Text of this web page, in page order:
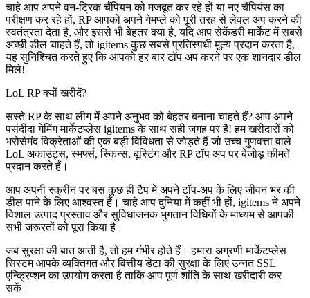
चाहे आप अपने वन-ट्रिक चैंपियन को मजबूत कर रहे हों या नए चैंपियंस का
परीक्षण कर रहे हों, RP आपको अपने गेमप्ले को पूरी तरह से लेवल अप करने की
स्वतंत्रता देता है, और इससे भी बेहतर क्या है, यदि आप सेकेंडरी मार्केट में सबसे
अच्छी डील चाहते हैं, तो igitems कुछ सबसे प्रतिस्पर्धी मूल्य प्रदान करता है,
यह सुनिश्चित करते हुए कि आपको हर बार टॉप अप करने पर एक शानदार डील
मिले!
LoL RP क्यों खरीदें?
सस्ते RP के साथ लीग में अपने अनुभव को बेहतर बनाना चाहते हैं? आप अपने
पसंदीदा गेमिंग मार्केटप्लेस igitems के साथ सही जगह पर हैं! हम खरीदारों को
भरोसेमंद विक्रेताओं की एक बड़ी विविधता से जोड़ते हैं जो उच्च गुणवत्ता वाले
LoL अकाउंट्स, स्मर्फ्स, स्किन्स, बूस्टिंग और RP टॉप अप पर बेजोड़ कीमतें
प्रदान करते हैं।
आप अपनी स्क्रीन पर बस कुछ ही टैप में अपने टॉप-अप के लिए जीवन भर की
डील पाने के लिए आश्वस्त हैं। चाहे आप दुनिया में कहीं भी हों, igitems ने अपने
विशाल उत्पाद प्रस्ताव और सुविधाजनक भुगतान विधियों के माध्यम से आपकी
सभी जरूरतों को पूरा किया है।
जब सुरक्षा की बात आती है, तो हम गंभीर होते हैं। हमारा अग्रणी मार्केटप्लेस
सिस्टम आपके व्यक्तिगत और वित्तीय डेटा की सुरक्षा के लिए उन्नत SSL
एन्क्रिप्शन का उपयोग करता है ताकि आप पूर्ण शांति के साथ खरीदारी कर
सकें।